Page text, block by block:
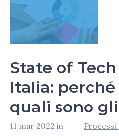
State of Tech
Italia: perché
quali sono
11 mar 2022 in Processi